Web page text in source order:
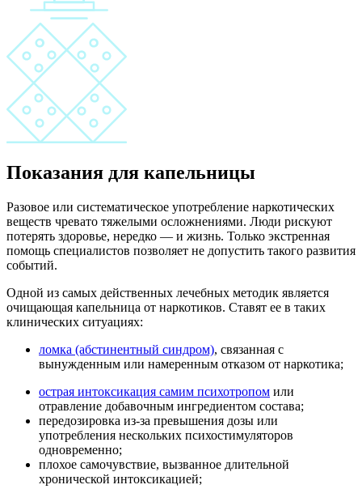
Показания для капельницы
Разовое или систематическое употребление наркотических
веществ чревато тяжелыми осложнениями. Люди рискуют
потерять здоровье, нередко — и жизнь. Только экстренная
помощь специалистов позволяет не допустить такого развития
событий.
Одной из самых действенных лечебных методик является
очищающая капельница от наркотиков. Ставят ее в таких
клинических ситуациях:
ломка (абстинентный синдром), связанная с
вынужденным или намеренным отказом от наркотика;
острая интоксикация самим психотропом или
отравление добавочным ингредиентом состава;
передозировка из-за превышения дозы или
употребления нескольких психостимуляторов
одновременно;
плохое самочувствие, вызванное длительной
хронической интоксикацией;